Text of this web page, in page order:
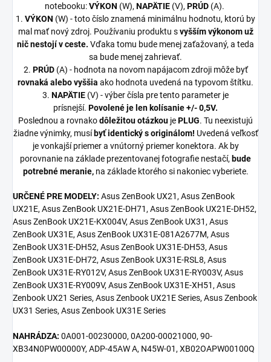
notebooku:VÝKON (W), NAPÄTIE (V), PRÚD (A).
1. VÝKON (W) - toto číslo znamená minimálnu hodnotu, ktorú by
mal mať nový zdroj. Používaniu produktu svyšším výkonom už
nič nestojí v ceste. Vďaka tomu bude menej zaťažovaný, a teda
sa bude menej zahrievať.
2. PRÚD(A) - hodnota na novom napájacom zdroji môže byť
rovnaká alebo vyššia ako hodnota uvedená na typovom štítku.
3. NAPÄTIE (V) - výber čísla pre tento parameter je
prísnejší. Povolené je len kolísanie +/- 0,5V.
Poslednou a rovnakodôležitou otázkou jePLUG. Tu neexistujú
žiadne výnimky, musí byť identický s originálom! Uvedená veľkosť
je vonkajší priemer a vnútorný priemer konektora. Ak by
porovnanie na základe prezentovanej fotografie nestačí, bude
potrebné meranie,na základe ktorého si nakoniec vyberiete.
URČENÉ PRE MODELY: Asus ZenBook UX21, Asus ZenBook
UX21E, Asus ZenBook UX21E-DH71, Asus ZenBook UX21E-DH52,
Asus ZenBook UX21E-KX004V, Asus ZenBook UX31, Asus
ZenBook UX31E, Asus ZenBook UX31E-081A2677M, Asus
ZenBook UX31E-DH52, Asus ZenBook UX31E-DH53, Asus
ZenBook UX31E-DH72, Asus ZenBook UX31E-RSL8, Asus
ZenBook UX31E-RY012V, Asus ZenBook UX31E-RY003V, Asus
ZenBook UX31E-RY009V, Asus ZenBook UX31E-XH51, Asus
Zenbook UX21 Series, Asus Zenbook UX21E Series, Asus Zenbook
UX31 Series, Asus Zenbook UX31E Series
NAHRÁDZA: 0A001-00230000, 0A200-00021000, 90-
XB34N0PW00000Y, ADP-45AW A, N45W-01, XB02OAPW00100Q